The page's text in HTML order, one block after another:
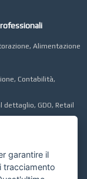
Alimentazione
Contabilità,
dettaglio, GDO, Retail
garantire il
tracciamento